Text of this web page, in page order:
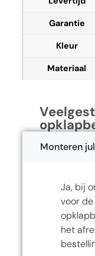
Garantie
Kleur
Materiaal
Monteren
Ja, bij
voor
het